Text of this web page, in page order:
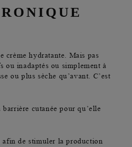
crème hydratante . Mais pas
ou inadaptés ou simplement à
ou plus sèche qu’avant. C’est
cutanée pour qu’elle
afin de stimuler la production